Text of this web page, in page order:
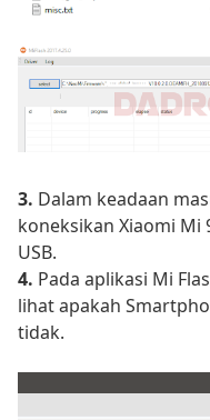
3. Dalam keadaan
koneksikan Xiaomi Mi
USB.
4. Pada aplikasi Mi
lihat apakah
tidak.